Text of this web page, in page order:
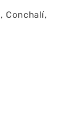
Conchalí,